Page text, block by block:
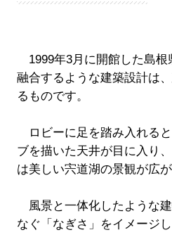
1999年3月に開館した島根
融合するような建築設計は
るものです。
ロビーに足を踏み入れる
ブを描いた天井が目に入り
は美しい宍道湖の景観が広が
風景と一体化したような
なぐ「なぎさ」をイメージ